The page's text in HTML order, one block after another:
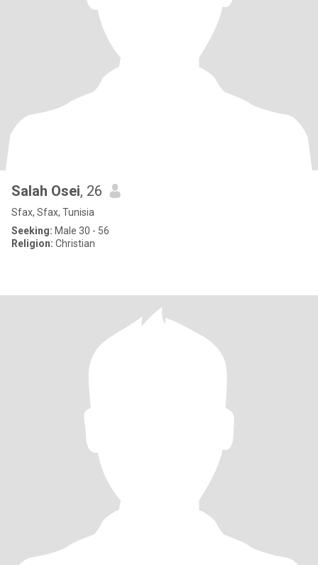
Salah Osei, 26
Sfax, Sfax, Tunisia
Seeking: Male 30 - 56
Religion: Christian